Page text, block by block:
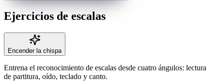
Ejercicios de escalas
Encender la chispa
Entrena el reconocimiento de escalas desde cuatro ángulos: lectura
de partitura, oído, teclado y canto.